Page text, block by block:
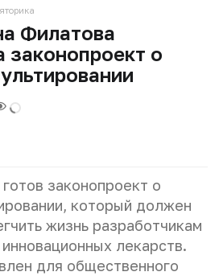
Филатова
законопроект о
законопроект о
который должен
жизнь разработчикам
лекарств.
для общественного